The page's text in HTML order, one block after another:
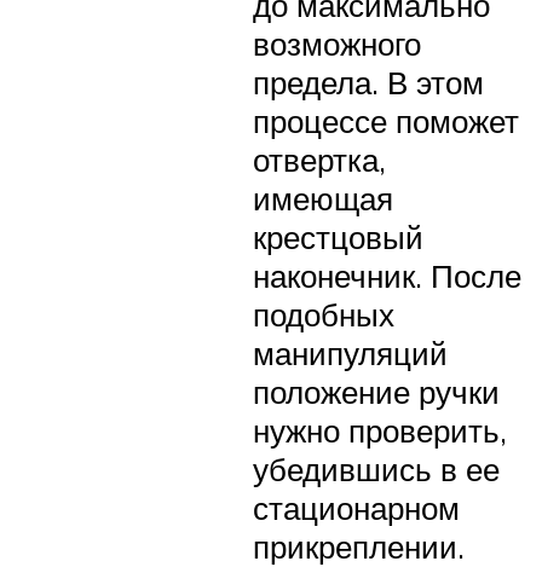
возможного
предела. В этом
процессе поможет
отвертка,
имеющая
крестцовый
наконечник. После
подобных
манипуляций
положение ручки
нужно проверить,
убедившись в ее
стационарном
прикреплении.